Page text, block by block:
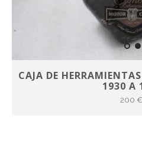
CAJA DE
1930 A
200 €